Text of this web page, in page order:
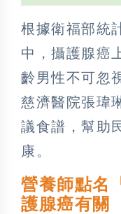
根據衛福部統
中，攝護腺癌
齡男性不可忽
慈濟醫院張瑋
議食譜，幫助
康。
營養師點名
護腺癌有關